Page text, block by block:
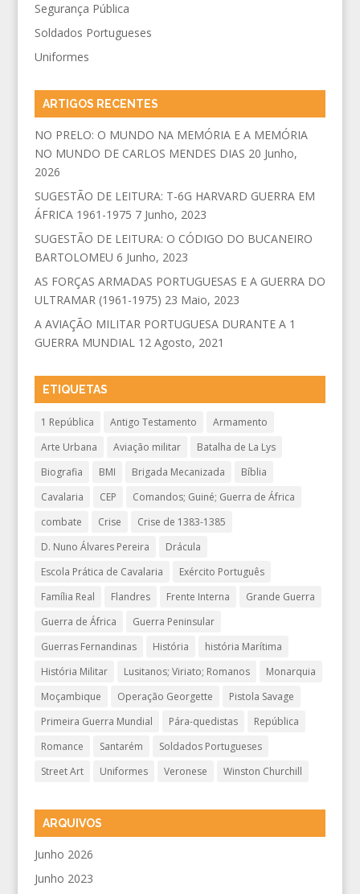
Segurança Pública
Soldados Portugueses
Uniformes
ARTIGOS RECENTES
NO PRELO: O MUNDO NA MEMÓRIA E A MEMÓRIA
NO MUNDO DE CARLOS MENDES DIAS 20 Junho,
2026
SUGESTÃO DE LEITURA: T-6G HARVARD GUERRA EM
ÁFRICA 1961-1975 7 Junho, 2023
SUGESTÃO DE LEITURA: O CÓDIGO DO BUCANEIRO
BARTOLOMEU 6 Junho, 2023
AS FORÇAS ARMADAS PORTUGUESAS E A GUERRA DO
ULTRAMAR (1961-1975) 23 Maio, 2023
A AVIAÇÃO MILITAR PORTUGUESA DURANTE A 1
GUERRA MUNDIAL 12 Agosto, 2021
ETIQUETAS
1 República Antigo Testamento
Armamento
Arte Urbana
Aviação militar
Batalha de La Lys
Biografia
BMI Brigada Mecanizada
Bíblia
Cavalaria
CEP
Comandos; Guiné; Guerra de África
combate
Crise
Crise de 1383-1385
D. Nuno Álvares Pereira
Drácula
Escola Prática de Cavalaria
Exército Português
Família Real
Flandres Frente Interna
Grande Guerra
Guerra de África
Guerra Peninsular
Guerras Fernandinas
História
história Marítima
História Militar
Lusitanos; Viriato; Romanos
Monarquia
Moçambique
Operação Georgette
Pistola Savage
Primeira Guerra Mundial
Pára-quedistas
República
Romance
Santarém
Soldados Portugueses
Street Art
Uniformes Veronese Winston Churchill
ARQUIVOS
Junho 2026
Junho 2023